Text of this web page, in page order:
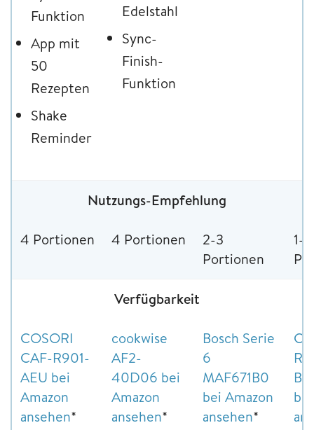
Funktion
App mit
50
Rezepten
Shake
Reminder
Edelstahl
Sync-
Finish-
Funktion
Nutzungs-Empfehlung
4 Portionen 4 Portionen
2-3
Portionen
1-2
Verfügbarkeit
COSORI
CAF-R901-
AEU bei
Amazon
ansehen*
cookwise
AF2-
40D06 bei
Amazon
ansehen*
Bosch Serie
6
MAF671B0
bei Amazon
ansehen*